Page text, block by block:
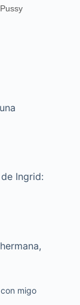
Ingrid:
migo